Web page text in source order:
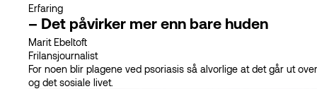
Siste utgave
Les siste utgave
Tidligere utgaver
Erfaring
– Det påvirker mer enn bare huden
Marit Ebeltoft
Frilansjournalist
For noen blir plagene ved psoriasis så alvorlige at det går ut
og det sosiale livet.